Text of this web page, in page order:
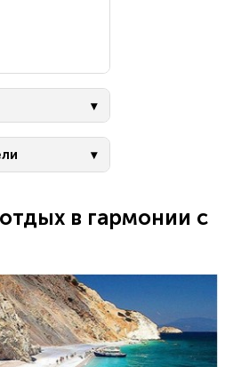
в гармонии с